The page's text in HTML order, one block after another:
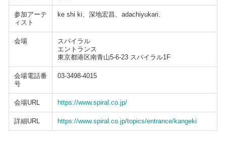
参加アーテ
ィスト
ke shi ki、深地宏昌、adachiyukari.
会場
スパイラル
エントランス
東京都港区南青山5-6-23 スパイラル1F
会場電話番
号
03-3498-4015
会場URL https://www.spiral.co.jp/
詳細URL https://www.spiral.co.jp/topics/entrance/kangeki